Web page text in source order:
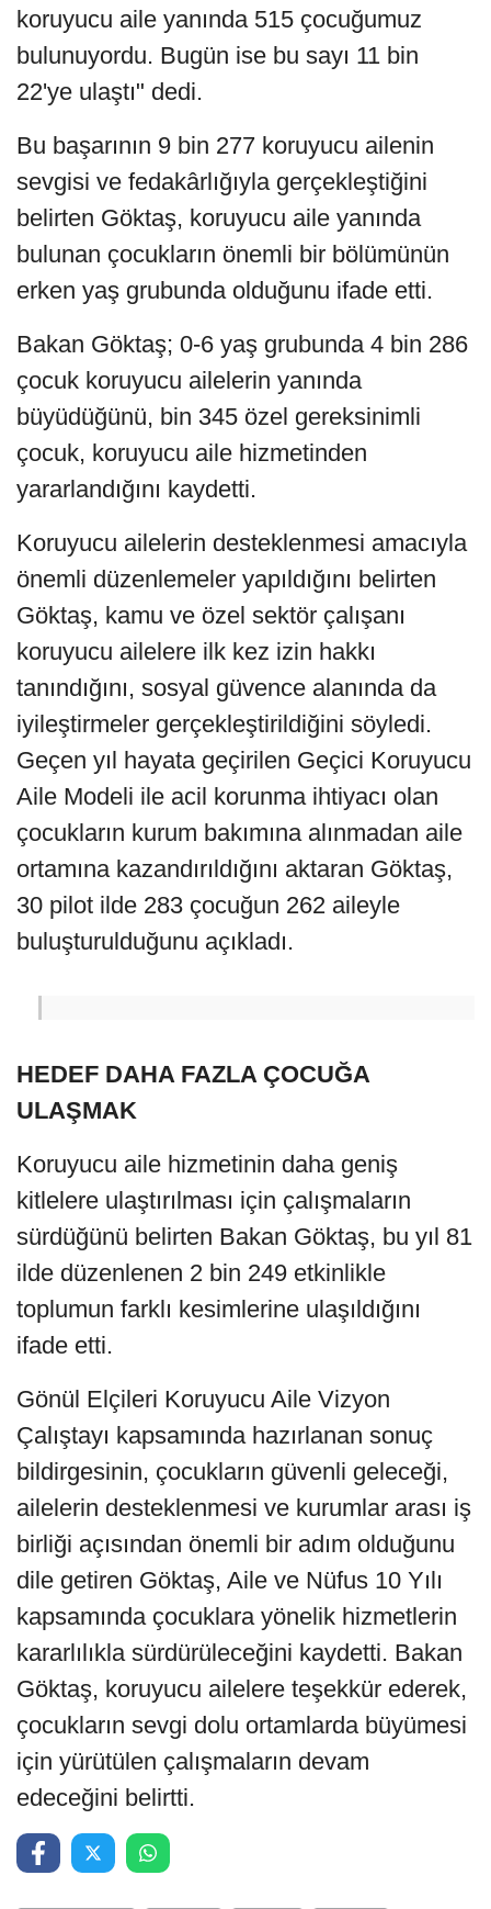
koruyucu aile yanında 515 çocuğumuz
bulunuyordu. Bugün ise bu sayı 11 bin
22'ye ulaştı" dedi.
Bu başarının 9 bin 277 koruyucu ailenin
sevgisi ve fedakârlığıyla gerçekleştiğini
belirten Göktaş, koruyucu aile yanında
bulunan çocukların önemli bir bölümünün
erken yaş grubunda olduğunu ifade etti.
Bakan Göktaş; 0-6 yaş grubunda 4 bin 286
çocuk koruyucu ailelerin yanında
büyüdüğünü, bin 345 özel gereksinimli
çocuk, koruyucu aile hizmetinden
yararlandığını kaydetti.
Koruyucu ailelerin desteklenmesi amacıyla
önemli düzenlemeler yapıldığını belirten
Göktaş, kamu ve özel sektör çalışanı
koruyucu ailelere ilk kez izin hakkı
tanındığını, sosyal güvence alanında da
iyileştirmeler gerçekleştirildiğini söyledi.
Geçen yıl hayata geçirilen Geçici Koruyucu
Aile Modeli ile acil korunma ihtiyacı olan
çocukların kurum bakımına alınmadan aile
ortamına kazandırıldığını aktaran Göktaş,
30 pilot ilde 283 çocuğun 262 aileyle
buluşturulduğunu açıkladı.
HEDEF DAHA FAZLA ÇOCUĞA
ULAŞMAK
Koruyucu aile hizmetinin daha geniş
kitlelere ulaştırılması için çalışmaların
sürdüğünü belirten Bakan Göktaş, bu yıl 81
ilde düzenlenen 2 bin 249 etkinlikle
toplumun farklı kesimlerine ulaşıldığını
ifade etti.
Gönül Elçileri Koruyucu Aile Vizyon
Çalıştayı kapsamında hazırlanan sonuç
bildirgesinin, çocukların güvenli geleceği,
ailelerin desteklenmesi ve kurumlar arası iş
birliği açısından önemli bir adım olduğunu
dile getiren Göktaş, Aile ve Nüfus 10 Yılı
kapsamında çocuklara yönelik hizmetlerin
kararlılıkla sürdürüleceğini kaydetti. Bakan
Göktaş, koruyucu ailelere teşekkür ederek,
çocukların sevgi dolu ortamlarda büyümesi
için yürütülen çalışmaların devam
edeceğini belirtti.